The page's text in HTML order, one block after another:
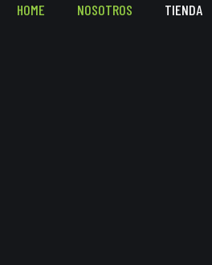
HOME NOSOTROS TIENDA